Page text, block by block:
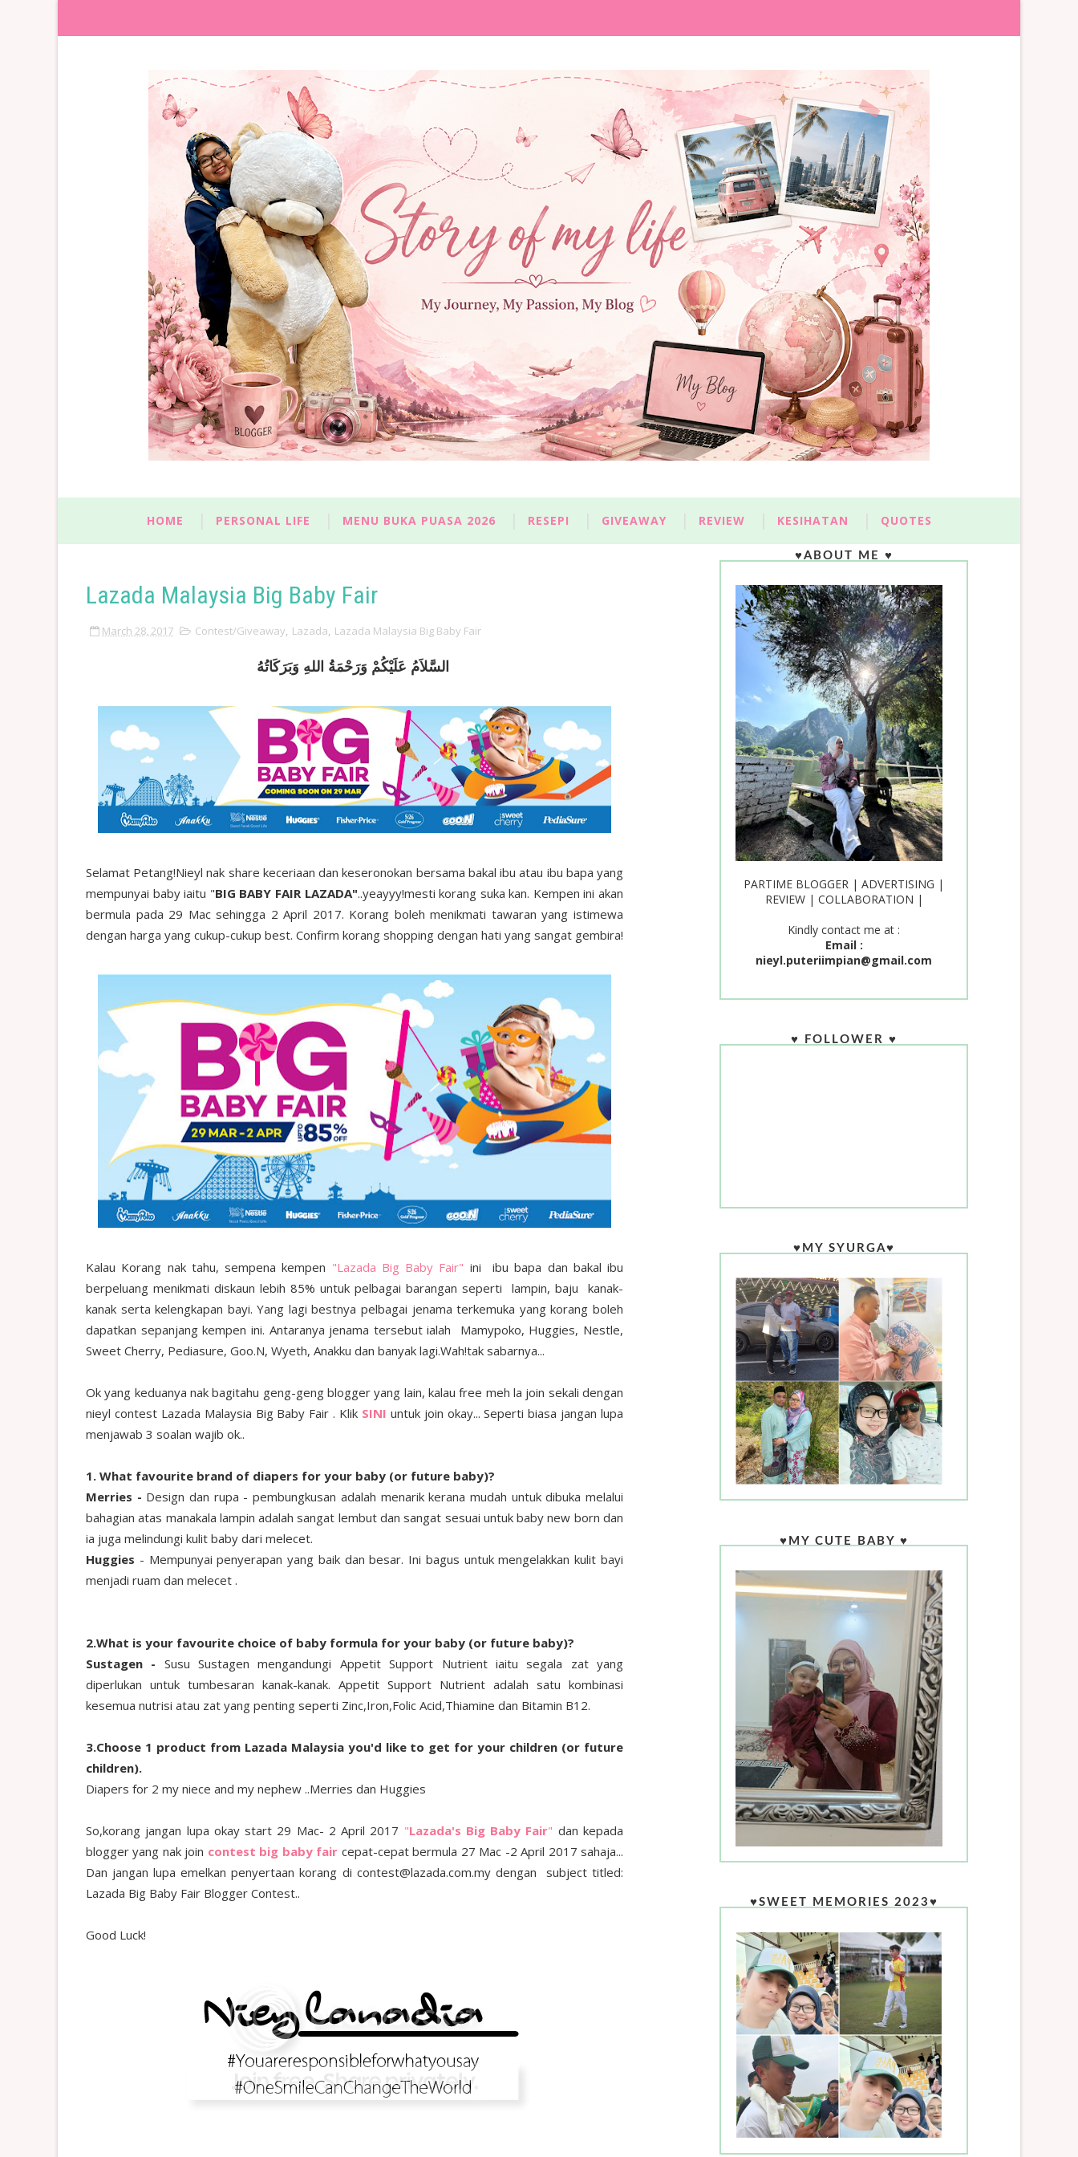
HOME PERSONAL LIFE MENU BUKA PUASA 2026 RESEPI GIVEAWAY REVIEW KESIHATAN QUOTES
Lazada Malaysia Big Baby Fair
March 28, 2017 Contest/Giveaway, Lazada, Lazada Malaysia Big Baby Fair
Selamat Petang!Nieyl nak share keceriaan dan keseronokan bersama bakal ibu atau ibu bapa yang
mempunyai baby iaitu "BIG BABY FAIR LAZADA"..yeayyy!mesti korang suka kan. Kempen ini akan
bermula pada 29 Mac sehingga 2 April 2017. Korang boleh menikmati tawaran yang istimewa
dengan harga yang cukup-cukup best. Confirm korang shopping dengan hati yang sangat gembira!
Kalau Korang nak tahu, sempena kempen "Lazada Big Baby Fair" ini ibu bapa dan bakal ibu
berpeluang menikmati diskaun lebih 85% untuk pelbagai barangan seperti lampin, baju kanak-
kanak serta kelengkapan bayi. Yang lagi bestnya pelbagai jenama terkemuka yang korang boleh
dapatkan sepanjang kempen ini. Antaranya jenama tersebut ialah Mamypoko, Huggies, Nestle,
Sweet Cherry, Pediasure, Goo.N, Wyeth, Anakku dan banyak lagi.Wah!tak sabarnya...
Ok yang keduanya nak bagitahu geng-geng blogger yang lain, kalau free meh la join sekali dengan
nieyl contest Lazada Malaysia Big Baby Fair . Klik SINI untuk join okay... Seperti biasa jangan lupa
menjawab 3 soalan wajib ok..
1. What favourite brand of diapers for your baby (or future baby)?
Merries - Design dan rupa - pembungkusan adalah menarik kerana mudah untuk dibuka melalui
bahagian atas manakala lampin adalah sangat lembut dan sangat sesuai untuk baby new born dan
ia juga melindungi kulit baby dari melecet.
Huggies - Mempunyai penyerapan yang baik dan besar. Ini bagus untuk mengelakkan kulit bayi
menjadi ruam dan melecet .
2.What is your favourite choice of baby formula for your baby (or future baby)?
Sustagen - Susu Sustagen mengandungi Appetit Support Nutrient iaitu segala zat yang
diperlukan untuk tumbesaran kanak-kanak. Appetit Support Nutrient adalah satu kombinasi
kesemua nutrisi atau zat yang penting seperti Zinc,Iron,Folic Acid,Thiamine dan Bitamin B12.
3.Choose 1 product from Lazada Malaysia you'd like to get for your children (or future
children).
Diapers for 2 my niece and my nephew ..Merries dan Huggies
So,korang jangan lupa okay start 29 Mac- 2 April 2017 "Lazada's Big Baby Fair" dan kepada
blogger yang nak join contest big baby fair cepat-cepat bermula 27 Mac -2 April 2017 sahaja...
Dan jangan lupa emelkan penyertaan korang di contest@lazada.com.my dengan subject titled:
Lazada Big Baby Fair Blogger Contest..
Good Luck!
♥ABOUT ME ♥
PARTIME BLOGGER | ADVERTISING |
REVIEW | COLLABORATION |
Kindly contact me at :
Email :
nieyl.puteriimpian@gmail.com
♥ FOLLOWER ♥
♥MY SYURGA♥
♥MY CUTE BABY ♥
♥SWEET MEMORIES 2023♥